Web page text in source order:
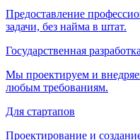
Предоставление
задачи, без найма в штат.
Государственная разработка
Мы проектируем и
любым требованиям.
Для стартапов
Проектирование и